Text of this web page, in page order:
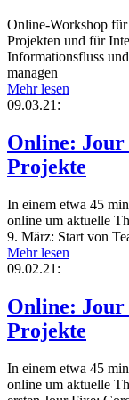
Online-Workshop
Projekten und für
Informationsfluss
managen
Mehr lesen
09.03.21:
Online:
Projekte
In einem etwa 45
online um aktuelle
9. März: Start von
Mehr lesen
09.02.21:
Online:
Projekte
In einem etwa 45
online um aktuelle